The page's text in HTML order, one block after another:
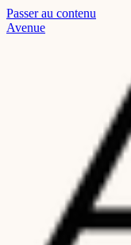
Read
Passer au contenu
Avenue